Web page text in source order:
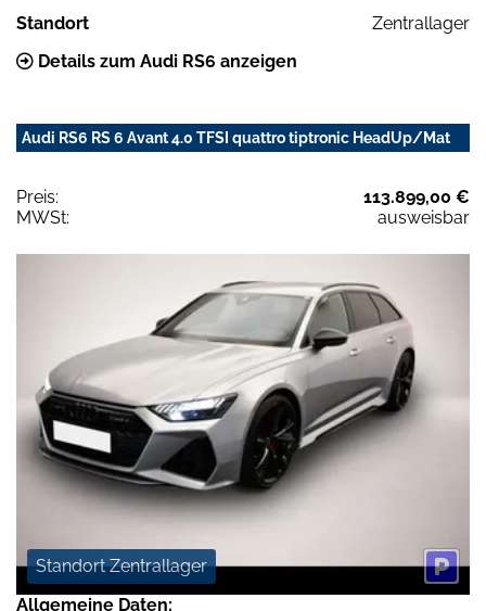
Standort
Zentrallager
Details zum Audi RS6 anzeigen
Audi RS6 RS 6 Avant 4.0 TFSI quattro tiptronic HeadUp/Mat
Preis:
113.899,00 €
MWSt:
ausweisbar
Standort Zentrallager
Allgemeine Daten: